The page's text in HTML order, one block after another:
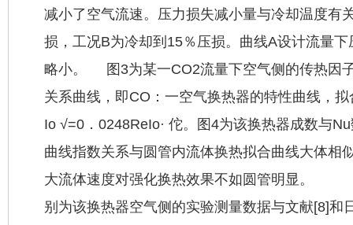
减小了空气流速。压力损失减小量与冷却温度有
损，工况B为冷却到15％压损。曲线A设计流量
略小。 图3为某一CO2流量下空气侧的传热因
关系曲线，即CO：一空气换热器的特性曲线，
Io √=0．0248ReIo· 佗。图4为该换热器成数与
曲线指数关系与圆管内流体换热拟合曲线大体相
大流体速度对强化换热效果不如
别为该换热器空气侧的实验测量数据与文献[8]和